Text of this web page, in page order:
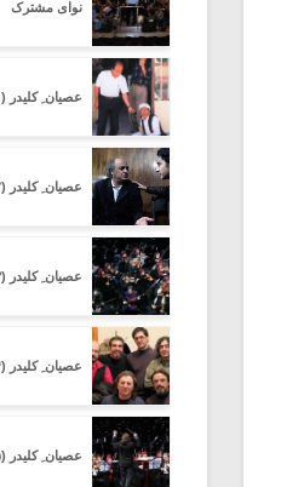
نوای مشترک
عصیان ِ کلیدر (۱)
عصیان ِ کلیدر (۲)
عصیان ِ کلیدر (۳)
عصیان ِ کلیدر (۴)
عصیان ِ کلیدر (۵)